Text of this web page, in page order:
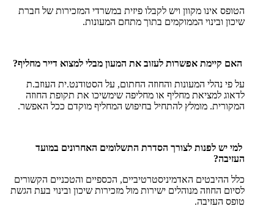
הטופס אינו מקוון ויש לקבלו פיזית במשרדי המזכירות של חברת
שיכון ובינוי הממוקמים בתוך מתחם המעונות.
האם קיימת אפשרות לעזוב את המעון מבלי למצוא דייר מחליף?
על פי נהלי המעונות והחוזה החתום, על הסטודנט.ית העוזב.ת
לדאוג למציאת מחליף או מחליפה שימשיכו את תקופת החוזה
המקורית. מומלץ להתחיל בחיפוש המחליף מוקדם ככל האפשר.
למי יש לפנות לצורך הסדרת התשלומים האחרונים במועד
העזיבה?
כלל ההיבטים האדמיניסטרטיביים, הכספיים והטכניים הקשורים
לסיום החוזה מנוהלים ישירות מול מזכירות שיכון ובינוי בעת הגשת
טופס העזיבה.